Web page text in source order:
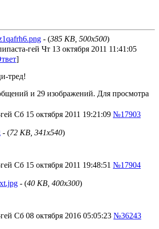
- (385 KB, 500x500)
гей Чт 13 октября 2011 11:41:05
]
тред!
и 29 изображений. Для просмотра
Сб 15 октября 2011 19:21:09 №17903
- (72 KB, 341x540)
Сб 15 октября 2011 19:48:51 №17904
- (40 KB, 400x300)
Сб 08 октября 2016 05:05:23 №36243